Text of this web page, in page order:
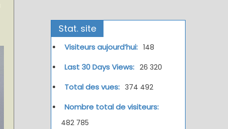
Stat. site
Visiteurs aujourd’hui: 148
Last 30 Days Views: 26 320
Total des vues: 374 492
Nombre total de visiteurs:
482 785